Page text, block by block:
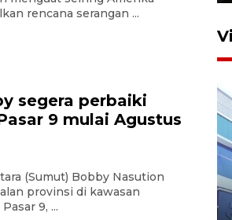
rencana serangan ...
segera perbaiki
9 mulai Agustus
(Sumut) Bobby Nasution
provinsi di kawasan
9, ...
kompetensi
tangani penyakit